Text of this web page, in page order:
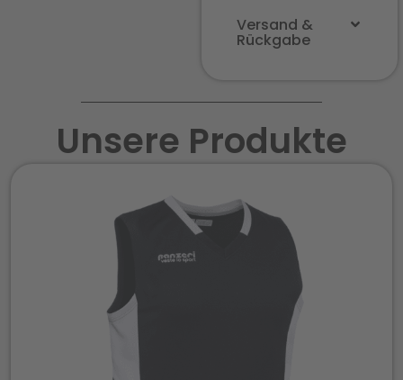
Versand &
Rückgabe
Unsere Produkte